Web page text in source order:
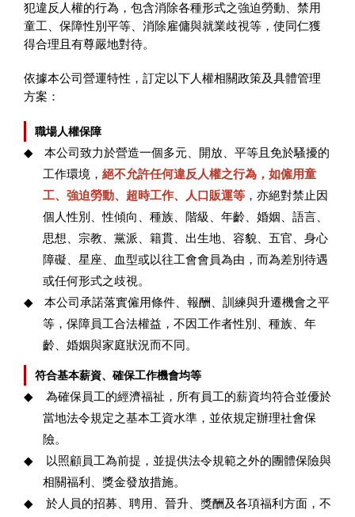
犯違反人權的行為，包含消除各種形式之強迫勞動、禁用
童工、保障性別平等、消除雇傭與就業歧視等，使同仁獲
得合理且有尊嚴地對待。
依據本公司營運特性，訂定以下人權相關政策及具體管理
方案：
職場人權保障
◆
本公司致力於營造一個多元、開放、平等且免於騷擾的
工作環境， 絕不允許任何違反人權之行為，如僱用童
工、強迫勞動、超時工作、人口販運等 ，亦絕對禁止因
個人性別、性傾向、種族、階級、年齡、婚姻、語言、
思想、宗教、黨派、籍貫、出生地、容貌、五官、身心
障礙、星座、血型或以往工會會員為由，而為差別待遇
或任何形式之歧視。
◆
本公司承諾落實僱用條件、報酬、訓練與升遷機會之平
等，保障員工合法權益，不因工作者性別、種族、年
齡、婚姻與家庭狀況而不同。
符合基本薪資、確保工作機會均等
◆
為確保員工的經濟福祉，所有員工的薪資均符合並優於
當地法令規定之基本工資水準，並依規定辦理社會保
險。
◆
以照顧員工為前提，並提供法令規範之外的團體保險與
相關福利、獎金發放措施。
◆
於人員的招募、聘用、晉升、獎酬及各項福利方面，不